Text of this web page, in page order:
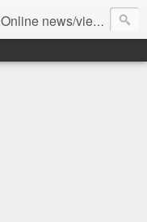
Online news/views JOURNAL... Connecting the community worldwide Editorial Director: Prem Chandran